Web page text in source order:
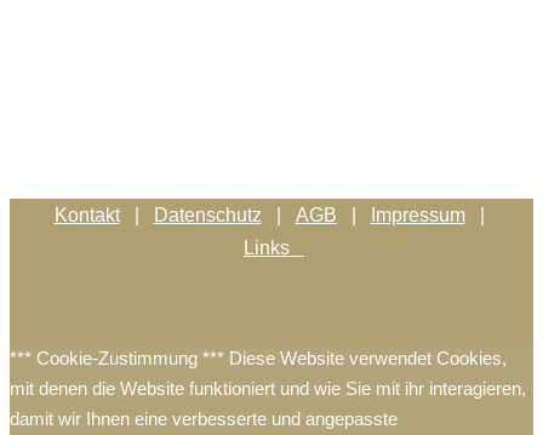
Kontakt| Datenschutz AGB Impressum|
Links
*** Cookie-Zustimmung *** Diese Website verwendet Cookies,
mit denen die Website funktioniert und wie Sie mit ihr interagieren,
damit wir Ihnen eine verbesserte und angepasste